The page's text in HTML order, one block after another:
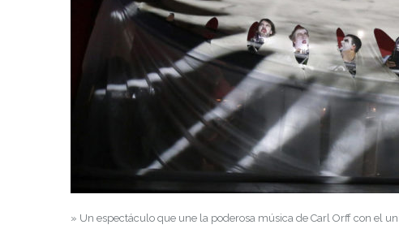
» Un espectáculo que une la poderosa música de Carl Orff con el